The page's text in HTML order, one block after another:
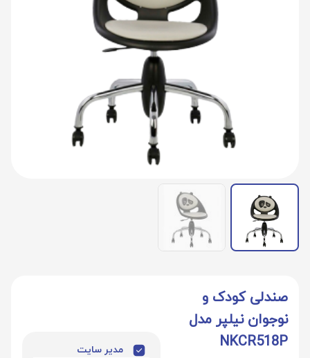
صندلی کودک و
نوجوان نیلپر مدل
NKCR518P
مدیر سایت